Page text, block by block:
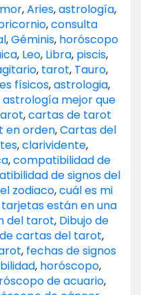
,Aries,astrología,
,consulta
,Géminis, horóscopo
, Leo, Libra, piscis,
, tarot, Tauro,
físicos,astrologia,
astrología mejor que
,cartas de tarot
en orden,Cartas del
,clarividente,
,compatibilidad de
de signos del
zodiaco,cuál es mi
están en una
del tarot, Dibujo de
cartas del tarot,
, fechas de signos
, horóscopo,
de acuario,